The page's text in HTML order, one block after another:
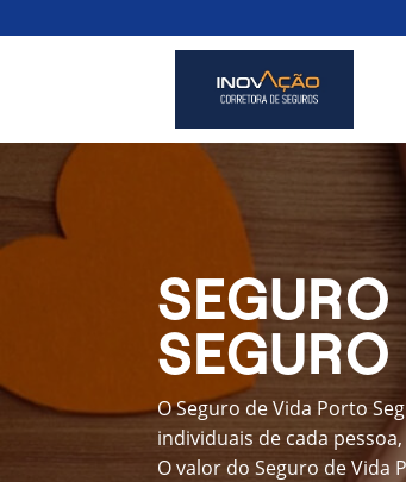
to
SEGURO
O Seguro de Vida Porto
individuais de cada
O valor do Seguro de Vida